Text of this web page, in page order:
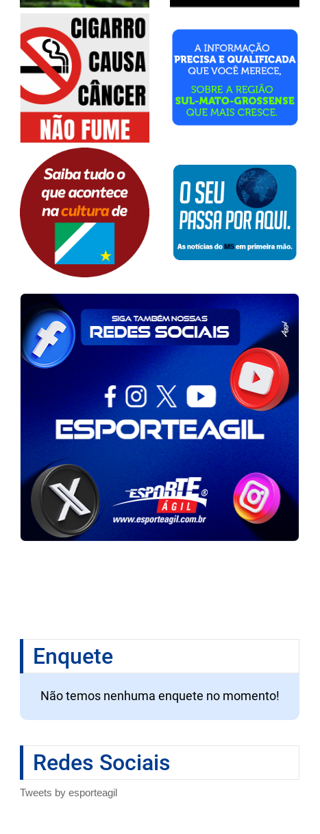
Enquete
Não temos nenhuma enquete no momento!
Redes Sociais
Tweets by esporteagil